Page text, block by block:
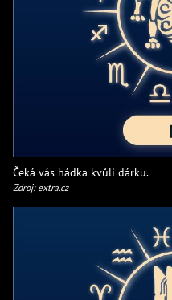
Čeká vás hádka kvůli dárku.
Zdroj: extra.cz